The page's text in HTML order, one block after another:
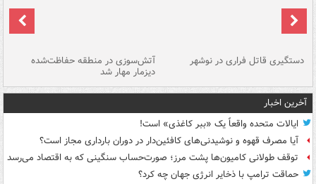
دستگیری قاتل فراری در نوشهر آتش‌سوزی در منطقه حفاظت‌شده
دیزمار مهار شد
آخرین اخبار
ایالات متحده واقعاً یک «ببر کاغذی» است!
آیا مصرف قهوه و نوشیدنی‌های کافئین‌دار در دوران بارداری مجاز است؟
توقف طولانی کامیون‌ها پشت مرز؛ صورت‌حساب سنگینی که به اقتصاد می‌رسد
حماقت ترامپ با ذخایر انرژی جهان چه کرد؟